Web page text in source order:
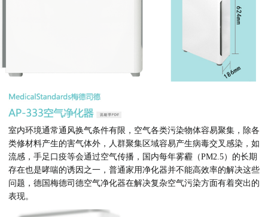
室内环境通常通风换气条件有限，空气各类污染物体容易聚集，除各
类修材料产生的害气体外，人群聚集区域容易产生病毒交叉感染，如
流感，手足口疫等会通过空气传播，国内每年雾霾（PM2.5）的长期
存在也是哮喘的诱因之一，普通家用净化器并不能高效率的解决这些
问题，德国梅德司德空气净化器在解决复杂空气污染方面有着突出的
表现。